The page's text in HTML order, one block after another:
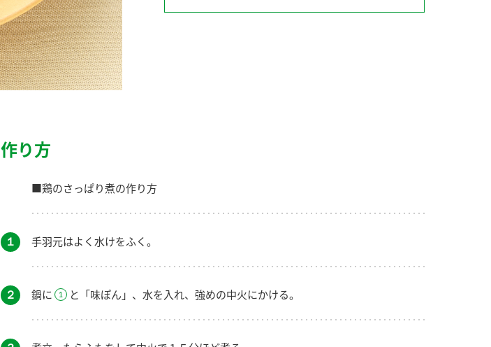
作り方
■鶏のさっぱり煮の作り方
１ 手羽元はよく水けをふく。
２ 鍋に と「味ぽん」、水を入れ、強めの中火にかける。